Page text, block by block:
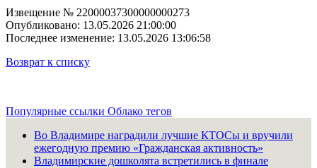
Извещение № 22000037300000000273
Опубликовано: 13.05.2026 21:00:00
Последнее изменение: 13.05.2026 13:06:58
Возврат к списку
Популярные ссылки Облако тегов
Во Владимире наградили лучшие КТОСы и вручили
ежегодную премию «Гражданская активность»
Владимирские дошколята встретились в финале